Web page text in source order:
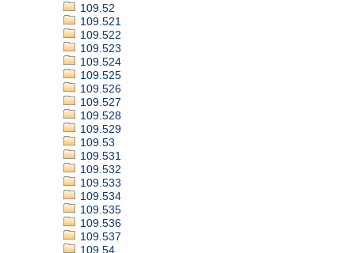
109.52
109.521
109.522
109.523
109.524
109.525
109.526
109.527
109.528
109.529
109.53
109.531
109.532
109.533
109.534
109.535
109.536
109.537
109.54